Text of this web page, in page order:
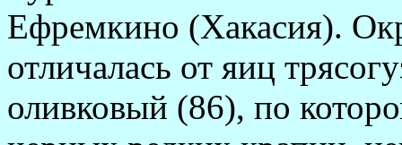
Ефремкино (Хакасия).
отличалась от яиц
оливковый (86), по